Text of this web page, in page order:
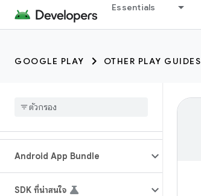
Essentials
GOOGLE PLAY OTHER PLAY GUIDES
Android App Bundle
SDK ที่น่าสนใจ